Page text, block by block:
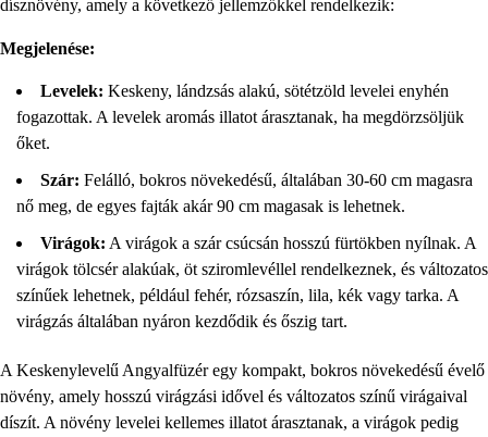
dísznövény, amely a következő jellemzőkkel rendelkezik:
Megjelenése:
Levelek: Keskeny, lándzsás alakú, sötétzöld levelei enyhén
fogazottak. A levelek aromás illatot árasztanak, ha megdörzsöljük
őket.
Szár: Felálló, bokros növekedésű, általában 30-60 cm magasra
nő meg, de egyes fajták akár 90 cm magasak is lehetnek.
Virágok: A virágok a szár csúcsán hosszú fürtökben nyílnak. A
virágok tölcsér alakúak, öt sziromlevéllel rendelkeznek, és változatos
színűek lehetnek, például fehér, rózsaszín, lila, kék vagy tarka. A
virágzás általában nyáron kezdődik és őszig tart.
A Keskenylevelű Angyalfüzér egy kompakt, bokros növekedésű évelő
növény, amely hosszú virágzási idővel és változatos színű virágaival
díszít. A növény levelei kellemes illatot árasztanak, a virágok pedig